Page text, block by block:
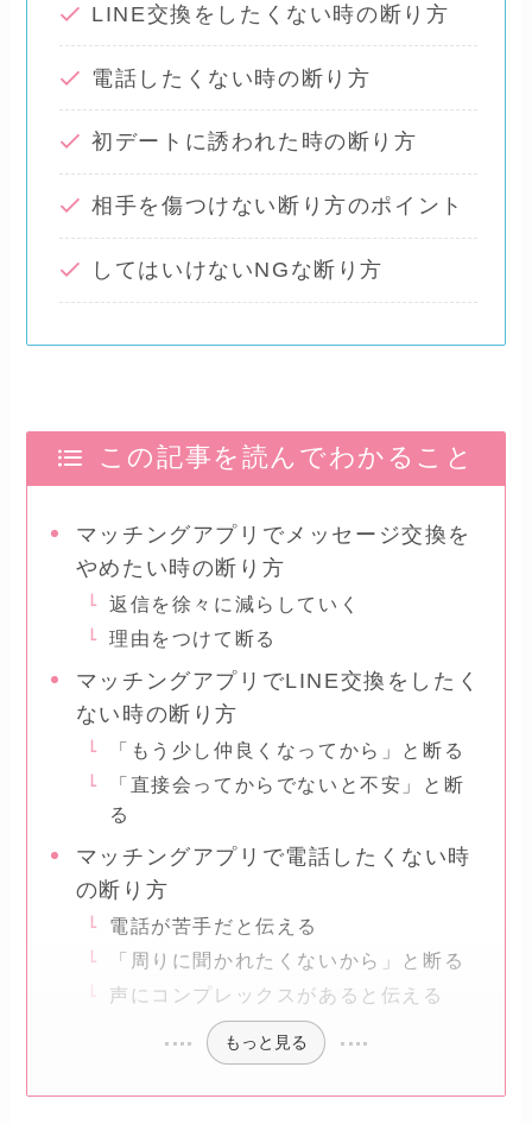
LINE交換をしたくない時の断り方
電話したくない時の断り方
初デートに誘われた時の断り方
相手を傷つけない断り方のポイント
してはいけないNGな断り方
この記事を読んでわかること
マッチングアプリでメッセージ交換を
やめたい時の断り方
返信を徐々に減らしていく
理由をつけて断る
マッチングアプリでLINE交換をしたく
ない時の断り方
「もう少し仲良くなってから」と断る
「直接会ってからでないと不安」と断
る
マッチングアプリで電話したくない時
の断り方
電話が苦手だと伝える
「周りに聞かれたくないから」と断る
声にコンプレックスがあると伝える
もっと見る